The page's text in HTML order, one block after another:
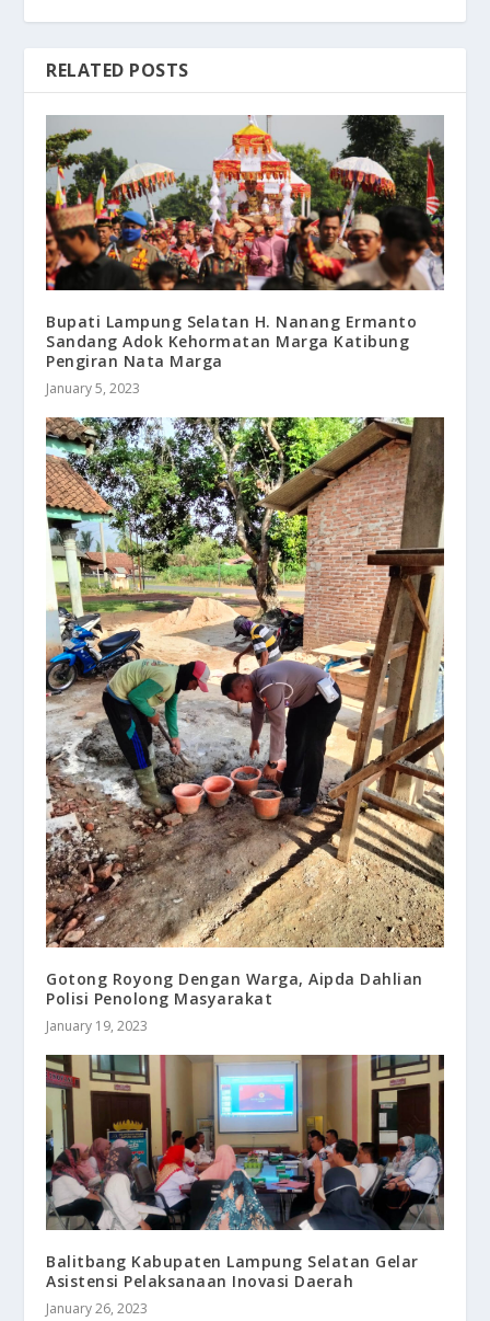
RELATED POSTS
Bupati Lampung Selatan H. Nanang Ermanto
Sandang Adok Kehormatan Marga Katibung
Pengiran Nata Marga
January 5, 2023
Gotong Royong Dengan Warga, Aipda Dahlian
Polisi Penolong Masyarakat
January 19, 2023
Balitbang Kabupaten Lampung Selatan Gelar
Asistensi Pelaksanaan Inovasi Daerah
January 26, 2023